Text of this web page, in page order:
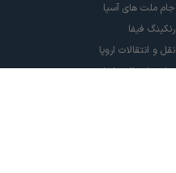
جام ملت های آسیا
رنکینگ فیفا
نقل و انتقالات اروپا
نقل و انتقالات ایران